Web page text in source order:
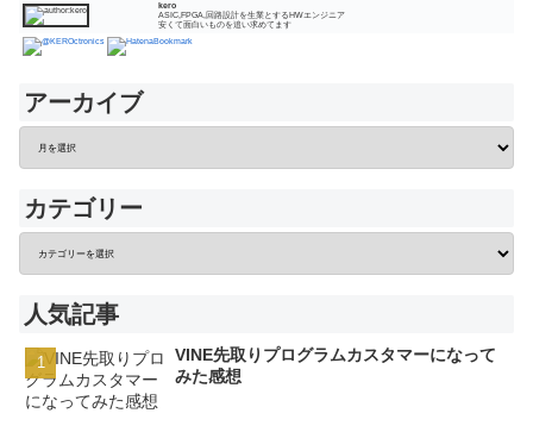
kero
ASIC,FPGA,回路設計を生業とするHWエンジニア
安くて面白いものを追い求めてます
アーカイブ
カテゴリー
人気記事
VINE先取りプログラムカスタマーになって
みた感想